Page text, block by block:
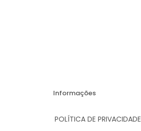
Informações
POLÍTICA DE PRIVACIDADE